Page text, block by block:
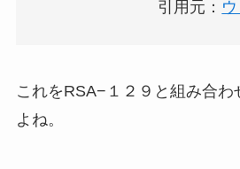
引用元：
これをRSA−１２９と組み合わ
よね。